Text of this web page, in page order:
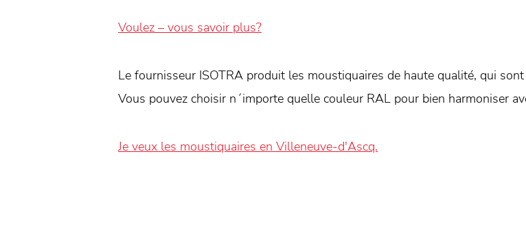
Voulez – vous savoir plus?
Le fournisseur ISOTRA produit les moustiquaires de haute qualité, qui
Vous pouvez choisir n´importe quelle couleur RAL pour bien harmoniser
Je veux les moustiquaires en Villeneuve-d'Ascq.